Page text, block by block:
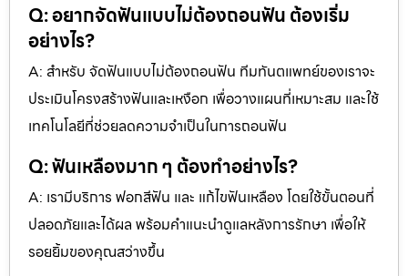
Q: อยากจัดฟันแบบไม่ต้องถอนฟัน ต้องเริ่ม
อย่างไร?
A: สำหรับ จัดฟันแบบไม่ต้องถอนฟัน ทีมทันตแพทย์ของเราจะ
ประเมินโครงสร้างฟันและเหงือก เพื่อวางแผนที่เหมาะสม และใช้
เทคโนโลยีที่ช่วยลดความจำเป็นในการถอนฟัน
Q: ฟันเหลืองมาก ๆ ต้องทำอย่างไร?
A: เรามีบริการ ฟอกสีฟัน และ แก้ไขฟันเหลือง โดยใช้ขั้นตอนที่
ปลอดภัยและได้ผล พร้อมคำแนะนำดูแลหลังการรักษา เพื่อให้
รอยยิ้มของคุณสว่างขึ้น